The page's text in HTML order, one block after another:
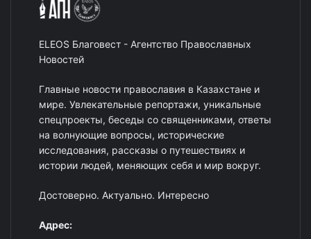
ELEOS Благовест - Агентство Православных
Новостей
Главные новости православия в Казахстане и
мире. Увлекательные репортажи, уникальные
спецпроекты, беседы со священниками, ответы
на волнующие вопросы, исторические
исследования, рассказы о путешествиях и
истории людей, меняющих себя и мир вокруг.
Достоверно. Актуально. Интересно
Адрес: